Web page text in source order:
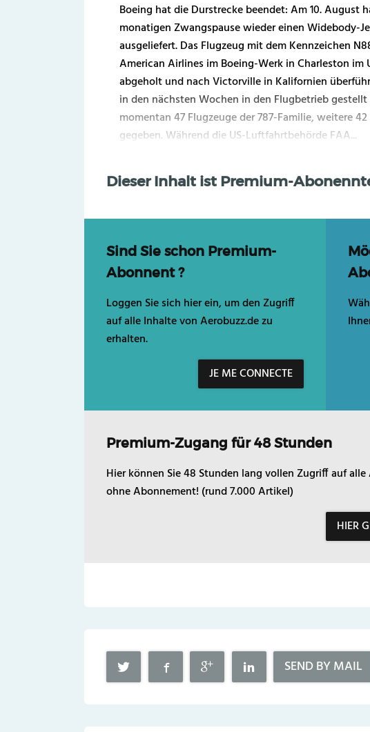
Boeing hat die Durstrecke beendet: Am 10. August
monatigen Zwangspause wieder einen Widebody-
ausgeliefert. Das Flugzeug mit dem Kennzeichen
American Airlines im Boeing-Werk in Charleston im
abgeholt und nach Victorville in Kalifornien
in den nächsten Wochen in den Flugbetrieb
momentan 47 Flugzeuge der 787-Familie, weitere
gegeben. Während die US-Luftfahrtbehörde FAA...
Dieser Inhalt ist Premium-
Sind Sie schon Premium-
Abonnent ?
Loggen Sie sich hier ein, um den Zugriff
auf alle Inhalte von Aerobuzz.de zu
erhalten.
JE ME CONNECTE
Premium-Zugang für 48 Stunden
Hier können Sie 48 Stunden lang vollen Zugriff auf
ohne Abonnement! (rund 7.000 Artikel)
HIER
SEND BY MAIL